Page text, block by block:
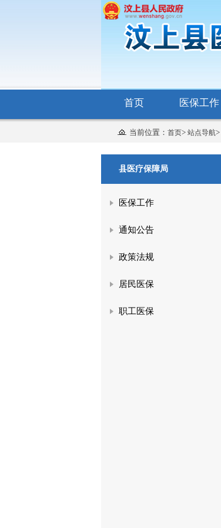
首页 医保工作
当前位置： 首页> 站点导航>
县医疗保障局
医保工作
通知公告
政策法规
居民医保
职工医保